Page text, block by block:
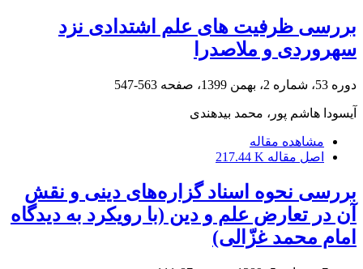
بررسی ظرفیت های علم اشتدادی نزد
سهروردی و ملاصدرا
دوره 53، شماره 2، بهمن 1399، صفحه 563-547
آیسودا هاشم پور، محمد بیدهندی
مشاهده مقاله
اصل مقاله 217.44 K
بررسی نحوه اسناد گزاره‌های دینی و نقش
آن در تعارض علم و دین (با رویکرد به دیدگاه
امام محمد غزّالی)